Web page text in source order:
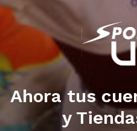
Ahora tus
y